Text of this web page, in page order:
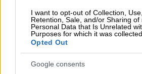
I want to opt-out of Collection, Use,
Retention, Sale, and/or Sharing of
Personal Data that Is Unrelated
Purposes for which it was collected.
Opted Out
Google consents
Μεγάλη έκρηξη σε
Δομινικανής
Τουλάχιστον 11 νεκροί
τραυματίες
Άγνωστη παραμένει η αιτία